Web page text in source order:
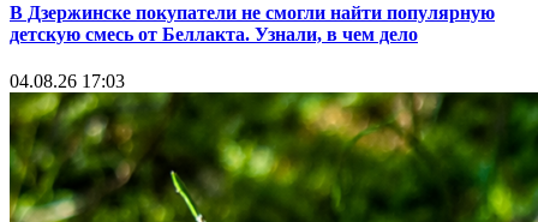
В Дзержинске покупатели не смогли найти популярную
детскую смесь от Беллакта. Узнали, в чем дело
04.08.26 17:03